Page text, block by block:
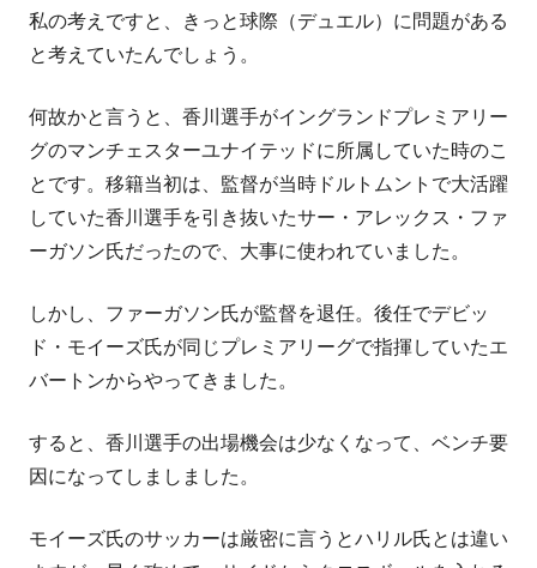
私の考えですと、きっと球際（デュエル）に問題がある
と考えていたんでしょう。
何故かと言うと、香川選手がイングランドプレミアリー
グのマンチェスターユナイテッドに所属していた時のこ
とです。移籍当初は、監督が当時ドルトムントで大活躍
していた香川選手を引き抜いたサー・アレックス・ファ
ーガソン氏だったので、大事に使われていました。
しかし、ファーガソン氏が監督を退任。後任でデビッ
ド・モイーズ氏が同じプレミアリーグで指揮していたエ
バートンからやってきました。
すると、香川選手の出場機会は少なくなって、ベンチ要
因になってしましました。
モイーズ氏のサッカーは厳密に言うとハリル氏とは違い